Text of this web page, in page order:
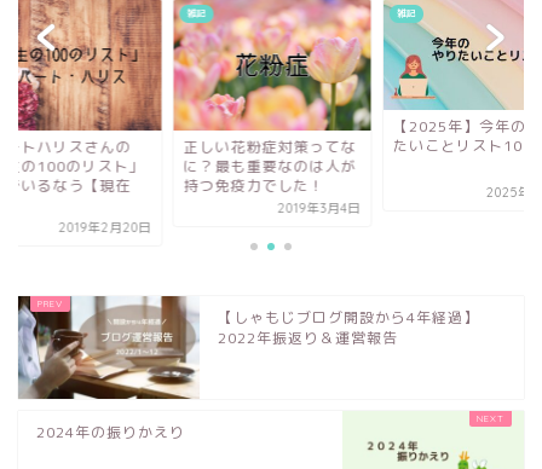
ートハリスさんの
生の100のリスト」
でいるなう【現在
2019年2月20日
雑記
正しい花粉症対策ってな
に？最も重要なのは人が
持つ免疫力でした！
2019年3月4日
雑記
【2025年】今年の
たいことリスト10
2025年1
【しゃもじブログ開設から4年経過】
2022年振返り＆運営報告
2024年の振りかえり